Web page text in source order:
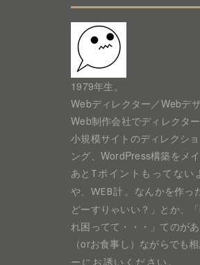
1979年生。
Webディレクター／Webデザ
Web制作会社でディレクタ
小規模サイトのディレクシ
ング、WordPress構築をメ
あと Tポイントもってない
や、 WEB計。 なんかを作っ
どーすりゃいい？」とか、
れ困ってて・・・」てのが
（orお食事し）ながらでも
ーにお誘いください 。